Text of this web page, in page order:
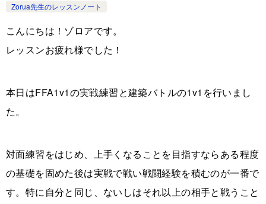
Zorua先生のレッスンノート
こんにちは！ゾロアです。
レッスンお疲れ様でした！
本日はFFA1v1の実戦練習と建築バトルの1v1を行いまし
た。
対面練習をはじめ、上手くなることを目指すならある程度
の基礎を固めた後は実戦で戦い戦闘経験を積むのが一番で
す。特に自分と同じ、ないしはそれ以上の相手と戦うこと